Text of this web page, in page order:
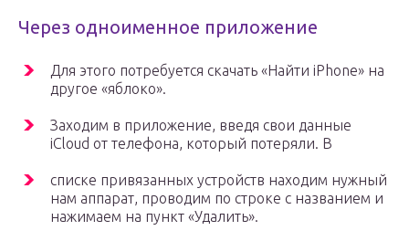
Через одноименное приложение
Для этого потребуется скачать «Найти iPhone» на
другое «яблоко».
Заходим в приложение, введя свои данные
iCloud от телефона, который потеряли. В
списке привязанных устройств находим нужный
нам аппарат, проводим по строке с названием и
нажимаем на пункт «Удалить».